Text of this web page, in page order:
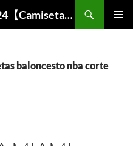
Camisetas NBA Baratas 2024【Camisetas Especiales Baloncesto】
baloncesto nba corte